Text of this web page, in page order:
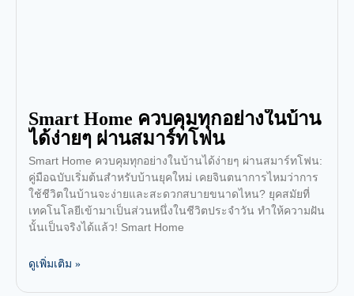
Smart Home ควบคุมทุกอย่างในบ้าน
ได้ง่ายๆ ผ่านสมาร์ทโฟน
Smart Home ควบคุมทุกอย่างในบ้านได้ง่ายๆ ผ่านสมาร์ทโฟน:
คู่มือฉบับเริ่มต้นสำหรับบ้านยุคใหม่ เคยจินตนาการไหมว่าการ
ใช้ชีวิตในบ้านจะง่ายและสะดวกสบายขนาดไหน? ยุคสมัยที่
เทคโนโลยีเข้ามาเป็นส่วนหนึ่งในชีวิตประจำวัน ทำให้ความฝัน
นั้นเป็นจริงได้แล้ว! Smart Home
ดูเพิ่มเติม »